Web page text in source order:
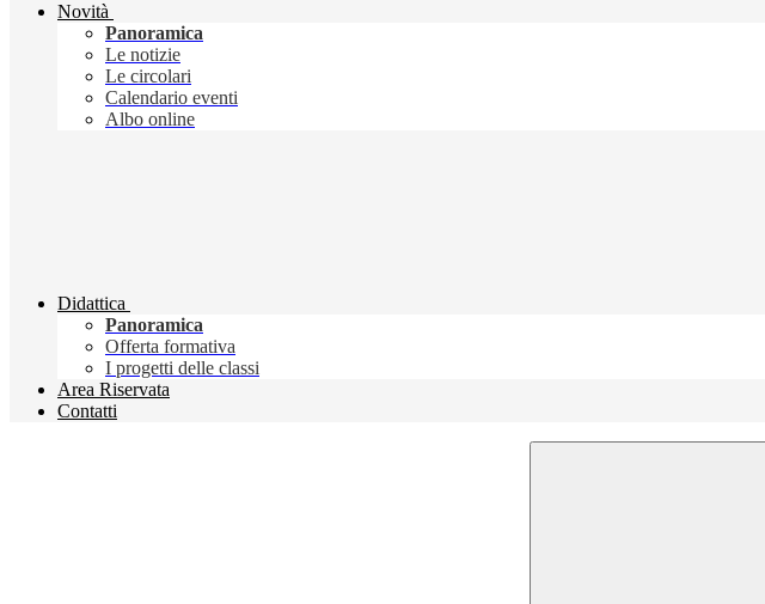
Novità
Panoramica
Le notizie
Le circolari
Calendario eventi
Albo online
Didattica
Panoramica
Offerta formativa
I progetti delle classi
Area Riservata
Contatti